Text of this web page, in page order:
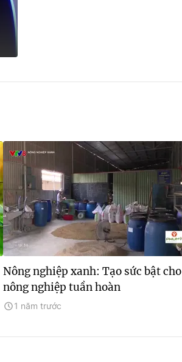
Nông nghiệp xanh: Tạo sức bật cho
nông nghiệp tuần hoàn
1 năm trước